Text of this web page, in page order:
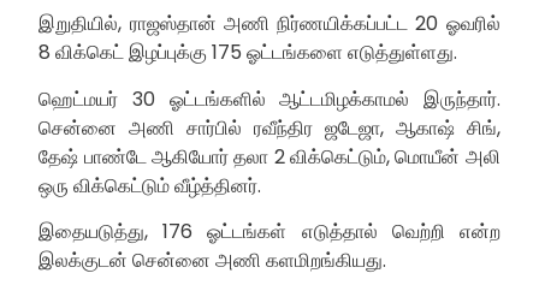
இறுதியில், ராஜஸ்தான் அணி நிர்ணயிக்கப்பட்ட 20 ஓவரில்
8 விக்கெட் இழப்புக்கு 175 ஓட்டங்களை எடுத்துள்ளது.
ஹெட்மயர் 30 ஓட்டங்களில் ஆட்டமிழக்காமல் இருந்தார்.
சென்னை அணி சார்பில் ரவீந்திர ஜடேஜா, ஆகாஷ் சிங்,
தேஷ் பாண்டே ஆகியோர் தலா 2 விக்கெட்டும், மொயீன் அலி
ஒரு விக்கெட்டும் வீழ்த்தினர்.
இதையடுத்து, 176 ஓட்டங்கள் எடுத்தால் வெற்றி என்ற
இலக்குடன் சென்னை அணி களமிறங்கியது.